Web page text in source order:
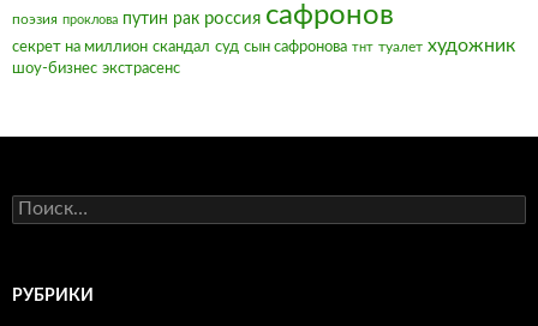
поэзия проклова путин рак россия сафронов
секрет на миллион скандал суд сын сафронова тнт туалет художник
шоу-бизнес экстрасенс
Найти:
РУБРИКИ